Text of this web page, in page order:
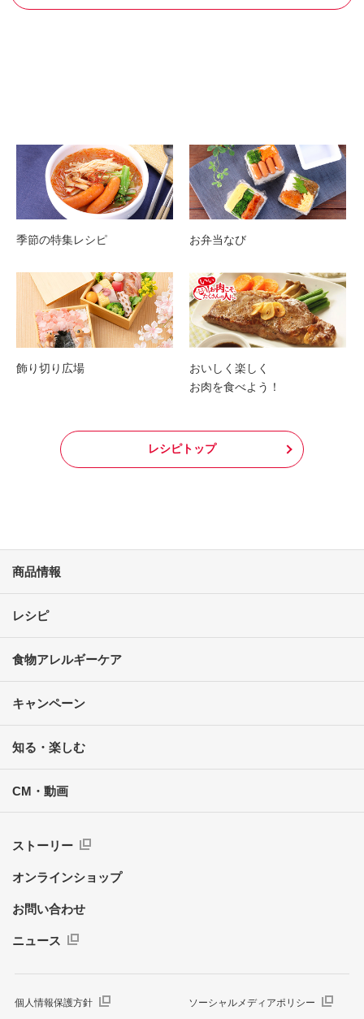
季節の特集レシピ お弁当なび
飾り切り広場
おいしく楽しく
お肉を食べよう！
レシピトップ
商品情報
レシピ
食物アレルギーケア
キャンペーン
知る・楽しむ
CM・動画
ストーリー
オンラインショップ
お問い合わせ
ニュース
個人情報保護方針 ソーシャルメディアポリシー